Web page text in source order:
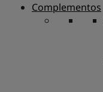
Complementos